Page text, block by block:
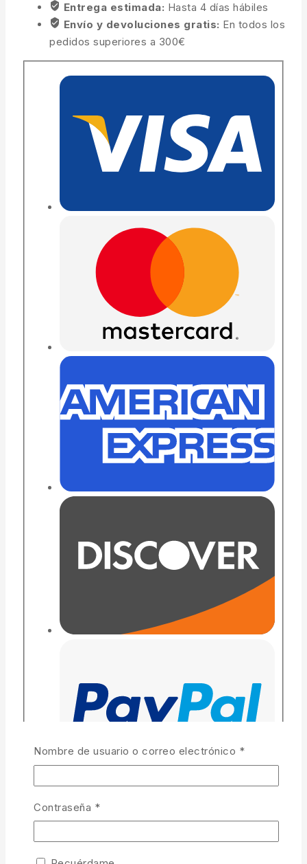
Entrega estimada: Hasta 4 días hábiles
Envío y devoluciones gratis: En todos los
pedidos superiores a 300€
Nombre de usuario o correo electrónico *
Contraseña *